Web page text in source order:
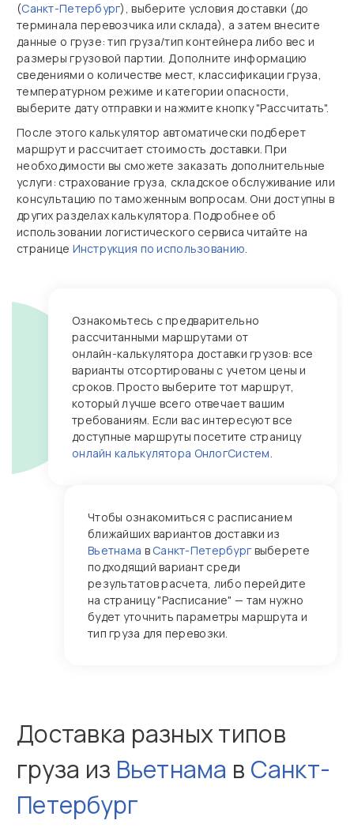
(Санкт-Петербург), выберите условия доставки (до
терминала перевозчика или склада), а затем внесите
данные о грузе: тип груза/тип контейнера либо вес и
размеры грузовой партии. Дополните информацию
сведениями о количестве мест, классификации груза,
температурном режиме и категории опасности,
выберите дату отправки и нажмите кнопку "Рассчитать".
После этого калькулятор автоматически подберет
маршрут и рассчитает стоимость доставки. При
необходимости вы сможете заказать дополнительные
услуги: страхование груза, складское обслуживание или
консультацию по таможенным вопросам. Они доступны в
других разделах калькулятора. Подробнее об
использовании логистического сервиса читайте на
странице Инструкция по использованию.
Ознакомьтесь с предварительно
рассчитанными маршрутами от
онлайн‑калькулятора доставки грузов: все
варианты отсортированы с учетом цены и
сроков. Просто выберите тот маршрут,
который лучше всего отвечает вашим
требованиям. Если вас интересуют все
доступные маршруты посетите страницу
онлайн калькулятора ОнлогСистем.
Чтобы ознакомиться с расписанием
ближайших вариантов доставки из
Вьетнама в Санкт-Петербург выберете
подходящий вариант среди
результатов расчета, либо перейдите
на страницу "Расписание" — там нужно
будет уточнить параметры маршрута и
тип груза для перевозки.
Доставка разных типов
груза из Вьетнама в Санкт-
Петербург